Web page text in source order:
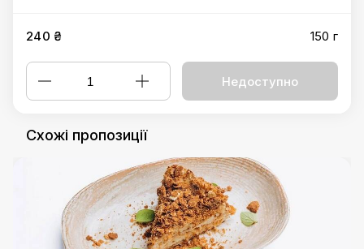
240 ₴ 150 г
Недоступно
Схожі пропозиції